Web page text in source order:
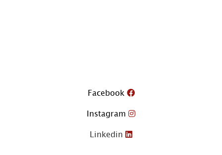
Facebook
Instagram
Linkedin